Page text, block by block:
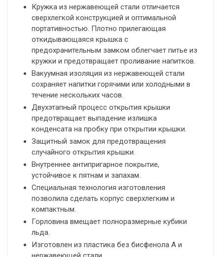
Кружка из нержавеющей стали отличается
сверхлегкой конструкцией и оптимальной
портативностью. Плотно прилегающая
откидывающаяся крышка с
предохранительным замком облегчает питье из
кружки и предотвращает проливание напитков.
Вакуумная изоляция из нержавеющей стали
сохраняет напитки горячими или холодными в
течение нескольких часов.
Двухэтапный процесс открытия крышки
предотвращает выпадение излишка
конденсата на пробку при открытии крышки.
Защитный замок для предотвращения
случайного открытия крышки.
Внутреннее антипригарное покрытие,
устойчивое к пятнам и запахам.
Специальная технология изготовления
позволила сделать корпус сверхлегким и
компактным.
Горловина вмещает полноразмерные кубики
льда.
Изготовлен из пластика без бисфенола А и